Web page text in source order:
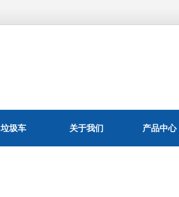
垃圾车 关于我们 产品中心